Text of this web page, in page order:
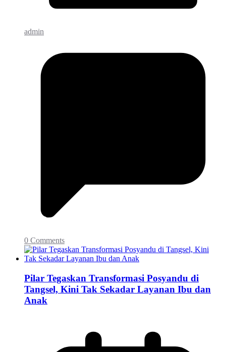
admin
0 Comments
Pilar Tegaskan Transformasi Posyandu di
Tangsel, Kini Tak Sekadar Layanan Ibu dan
Anak